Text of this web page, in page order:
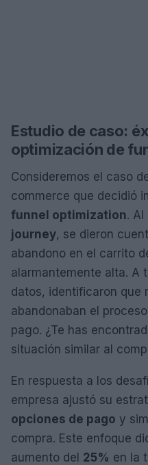
Estudio de caso:
optimización de
Consideremos el caso
commerce que decidió
funnel optimization. Al
journey, se dieron
abandono en el carrito
alarmantemente alta. A
datos, identificaron que
abandonaban el
pago. ¿Te has
situación similar al
En respuesta a los
empresa ajustó su
opciones de pago y
compra. Este enfoque
aumento del 25% en la